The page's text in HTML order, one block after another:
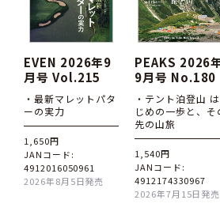
EVEN 2026年9
月号 Vol.215
・最新マレットパタ
ーの実力
1,650円
JANコード:
4912016050961
2026年8月5日発売
PEAKS 2026
9月号 No.180
・テント泊登山 は
じめの一歩と、そ
先の山旅
1,540円
JANコード:
4912174330967
2026年7月15日発売